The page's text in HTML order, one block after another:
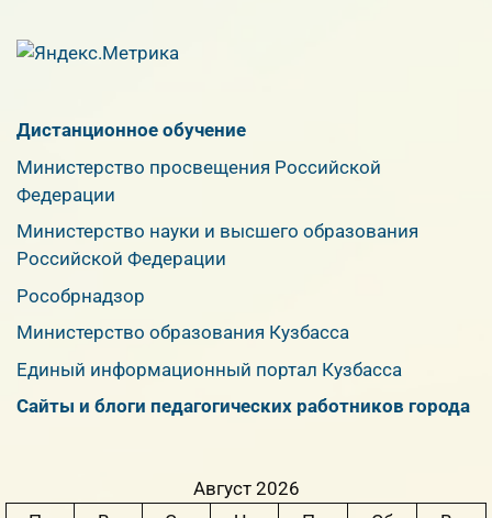
Дистанционное обучение
Министерство просвещения Российской
Федерации
Министерство науки и высшего образования
Российской Федерации
Рособрнадзор
Министерство образования Кузбасса
Единый информационный портал Кузбасса
Сайты и блоги педагогических работников города
Август 2026